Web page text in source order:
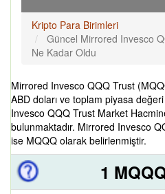
Kripto Para Birimleri
Güncel Mirrored Invesco
Ne Kadar Oldu
Mirrored Invesco QQQ Trust
ABD doları ve toplam piyasa
Invesco QQQ Trust Market
bulunmaktadır. Mirrored Invesco
ise MQQQ olarak belirlenmiştir.
1